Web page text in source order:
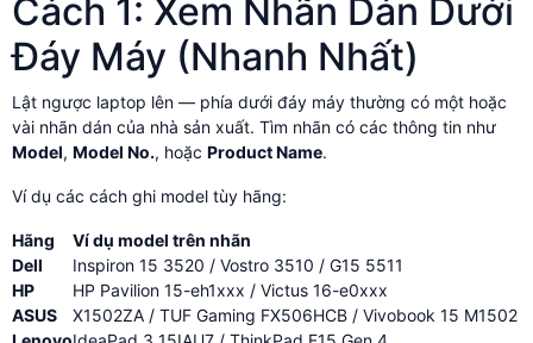
Cách 1: Xem Nhãn Dán Dưới
Đáy Máy (Nhanh Nhất)
Lật ngược laptop lên — phía dưới đáy máy thường có một hoặc
vài nhãn dán của nhà sản xuất. Tìm nhãn có các thông tin như
Model, Model No., hoặc Product Name.
Ví dụ các cách ghi model tùy hãng:
Hãng
Ví dụ model trên nhãn
Dell
Inspiron 15 3520 / Vostro 3510 / G15 5511
HP
HP Pavilion 15-eh1xxx / Victus 16-e0xxx
ASUS
X1502ZA / TUF Gaming FX506HCB / Vivobook 15 M1502